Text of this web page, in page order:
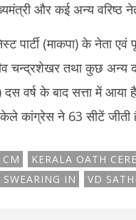
और कई अन्य वरिष्ठ
पार्टी (माकपा) के नेता एवं
चन्द्रशेखर तथा कुछ
दस वर्ष के बाद सत्ता में
कांग्रेस ने 63 सीटें जीती
CM KERALA OATH
SWEARING IN VD